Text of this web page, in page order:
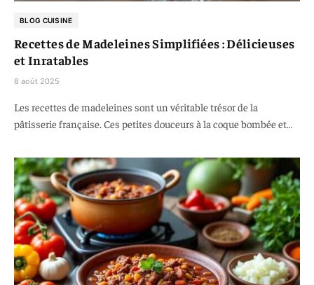
BLOG CUISINE
Recettes de Madeleines Simplifiées : Délicieuses
et Inratables
8 août 2025
Les recettes de madeleines sont un véritable trésor de la
pâtisserie française. Ces petites douceurs à la coque bombée et…